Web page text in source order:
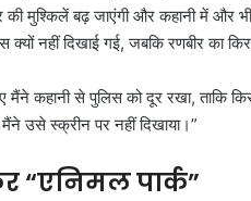
की मुश्किलें बढ़ जाएंगी और कहानी में और
नहीं दिखाई गई, जबकि रणबीर का
मैंने कहानी से पुलिस को दूर रखा, ताकि
उसे स्क्रीन पर नहीं दिखाया।”
“एनिमल पार्क”